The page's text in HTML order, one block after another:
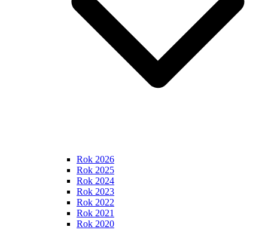
Rok 2026
Rok 2025
Rok 2024
Rok 2023
Rok 2022
Rok 2021
Rok 2020